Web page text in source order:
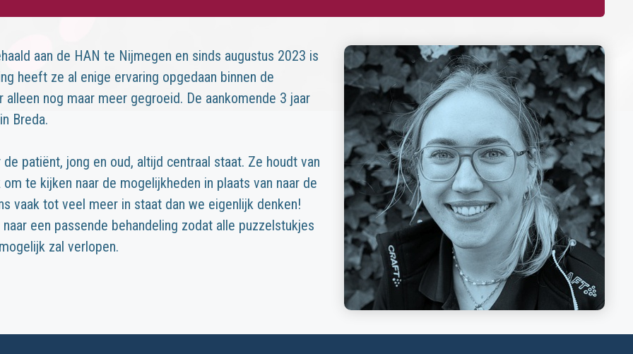
aan de HAN te Nijmegen en sinds augustus 2023 is
heeft ze al enige ervaring opgedaan binnen de
nog maar meer gegroeid. De aankomende 3 jaar
Breda.
patiënt, jong en oud, altijd centraal staat. Ze houdt van
te kijken naar de mogelijkheden in plaats van naar de
vaak tot veel meer in staat dan we eigenlijk denken!
een passende behandeling zodat alle puzzelstukjes
zal verlopen.